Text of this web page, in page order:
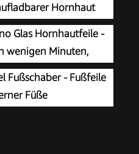
präzise Ergebnisse,1
Pack)
Hornhaut
Rollenköpfen, Pediküre
von harter und
Glas Hornhautfeile -
wenigen Minuten,
Special Edition
für Nasse oder
Entfernen Fuß,
Fußschaber - Fußfeile
Füße
mit 10